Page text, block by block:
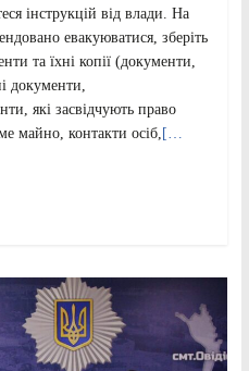
інструкцій від влади. На
евакуюватися, зберіть
та їхні копії (документи,
документи,
які засвідчують право
майно, контакти осіб, […